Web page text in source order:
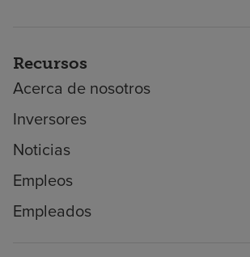
Recursos
Acerca de nosotros
Inversores
Noticias
Empleos
Empleados